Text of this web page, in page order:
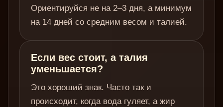
Ориентируйся не на 2–3 дня, а минимум
на 14 дней со средним весом и талией.
Если вес стоит, а талия
уменьшается?
Это хороший знак. Часто так и
происходит, когда вода гуляет, а жир